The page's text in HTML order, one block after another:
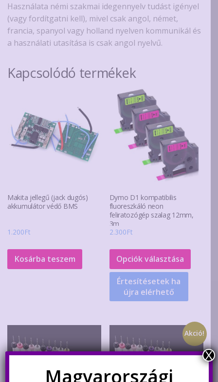
Használata némi szakmai idegennyelv tudást igényel
(vagy fordítgatni kell), mivel csak angol, német,
francia, spanyol vagy holland nyelven kommunikál és
a használati utasítása is csak angol nyelvű.
Kapcsolódó termékek
Makita jellegű (jack dugós)
akkumulátor védő BMS
1.200Ft
Kosárba teszem
Dymo D1 kompatibilis
fluoreszkáló neon
feliratozógép szalag 12mm,
3m
2.300Ft
Opciók választása
Ennek
A
a
Értesítésetek ha
újra elérhető
Akció!
Magyarországi
X